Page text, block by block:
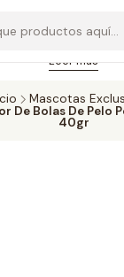
hasta las 14
Santiago por
sábados y domingos
Leer más
Mascotas
De Bolas De Pelo
40gr